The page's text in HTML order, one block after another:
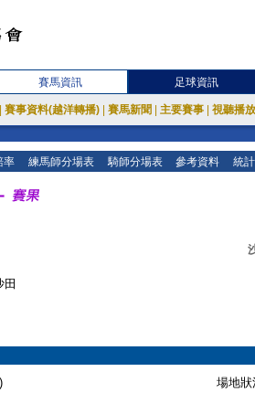
賽馬資訊 足球資訊
賽事資料(越洋轉播) 賽馬新聞 主要賽事 視聽播
率 練馬師分場表 騎師分場表 參考資料 統
場地